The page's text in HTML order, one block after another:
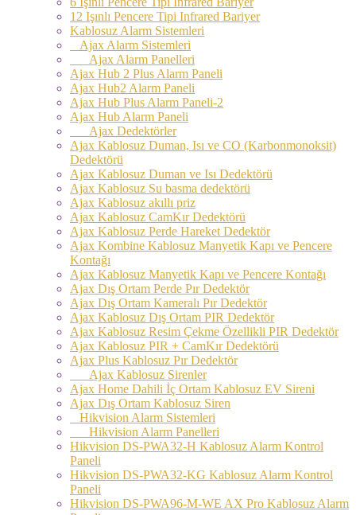
12 Işınlı Pencere Tipi Infrared Bariyer
Kablosuz Alarm Sistemleri
Ajax Alarm Sistemleri
Ajax Alarm Panelleri
Ajax Hub 2 Plus Alarm Paneli
Ajax Hub2 Alarm Paneli
Ajax Hub Plus Alarm Paneli-2
Ajax Hub Alarm Paneli
Ajax Dedektörler
Ajax Kablosuz Duman, Isı ve CO (Karbonmonoksit)
Dedektörü
Ajax Kablosuz Duman ve Isı Dedektörü
Ajax Kablosuz Su basma dedektörü
Ajax Kablosuz akıllı priz
Ajax Kablosuz CamKır Dedektörü
Ajax Kablosuz Perde Hareket Dedektör
Ajax Kombine Kablosuz Manyetik Kapı ve Pencere
Kontağı
Ajax Kablosuz Manyetik Kapı ve Pencere Kontağı
Ajax Dış Ortam Perde Pır Dedektör
Ajax Dış Ortam Kameralı Pır Dedektör
Ajax Kablosuz Dış Ortam PIR Dedektör
Ajax Kablosuz Resim Çekme Özellikli PIR Dedektör
Ajax Kablosuz PIR + CamKır Dedektörü
Ajax Plus Kablosuz Pır Dedektör
Ajax Kablosuz Sirenler
Ajax Home Dahili İç Ortam Kablosuz EV Sireni
Ajax Dış Ortam Kablosuz Siren
Hikvision Alarm Sistemleri
Hikvision Alarm Panelleri
Hikvision DS-PWA32-H Kablosuz Alarm Kontrol
Paneli
Hikvision DS-PWA32-KG Kablosuz Alarm Kontrol
Paneli
Hikvision DS-PWA96-M-WE AX Pro Kablosuz Alarm